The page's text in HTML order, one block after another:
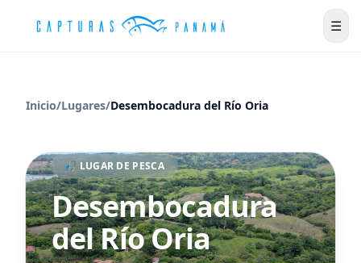
☰
Inicio/Lugares/Desembocadura del Río Oria
🎣 LUGAR DE PESCA
Desembocadura
del Río Oria